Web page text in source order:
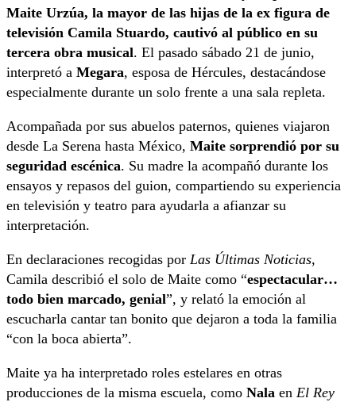
Maite Urzúa, la mayor de las hijas de la ex figura de
televisión Camila Stuardo, cautivó al público en su
tercera obra musical. El pasado sábado 21 de junio,
interpretó a Megara, esposa de Hércules, destacándose
especialmente durante un solo frente a una sala repleta.
Acompañada por sus abuelos paternos, quienes viajaron
desde La Serena hasta México, Maite sorprendió por su
seguridad escénica. Su madre la acompañó durante los
ensayos y repasos del guion, compartiendo su experiencia
en televisión y teatro para ayudarla a afianzar su
interpretación.
En declaraciones recogidas por Las Últimas Noticias,
Camila describió el solo de Maite como “espectacular…
todo bien marcado, genial”, y relató la emoción al
escucharla cantar tan bonito que dejaron a toda la familia
“con la boca abierta”.
Maite ya ha interpretado roles estelares en otras
producciones de la misma escuela, como Nala en El Rey